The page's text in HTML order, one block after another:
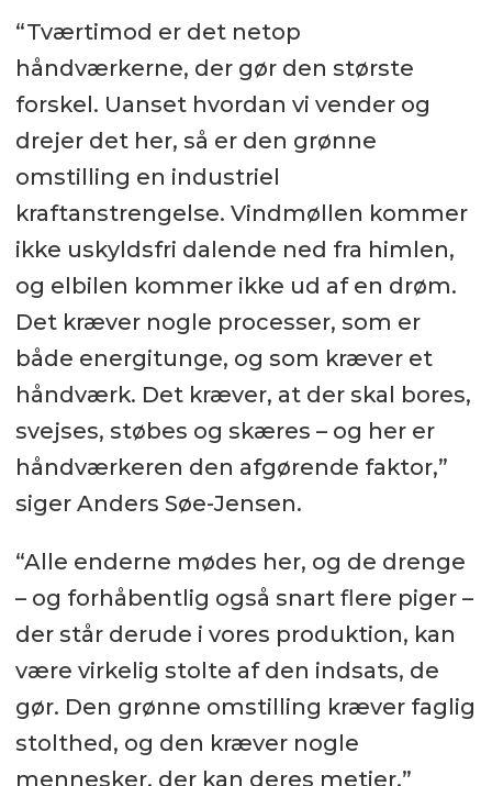
“Tværtimod er det netop
håndværkerne, der gør den største
forskel. Uanset hvordan vi vender og
drejer det her, så er den grønne
omstilling en industriel
kraftanstrengelse. Vindmøllen kommer
ikke uskyldsfri dalende ned fra himlen,
og elbilen kommer ikke ud af en drøm.
Det kræver nogle processer, som er
både energitunge, og som kræver et
håndværk. Det kræver, at der skal bores,
svejses, støbes og skæres – og her er
håndværkeren den afgørende faktor,”
siger Anders Søe-Jensen.
“Alle enderne mødes her, og de drenge
– og forhåbentlig også snart flere piger –
der står derude i vores produktion, kan
være virkelig stolte af den indsats, de
gør. Den grønne omstilling kræver faglig
stolthed, og den kræver nogle
mennesker, der kan deres metier,”